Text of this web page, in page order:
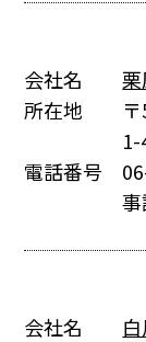
会社名
所在地
電話番号
会社名